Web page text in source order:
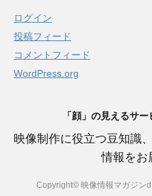
ログイン
投稿フィード
コメントフィード
WordPress.org
「顔」の見えるサ
映像制作に役立つ豆知識
情報をお
Copyright© 映像情報マガジン